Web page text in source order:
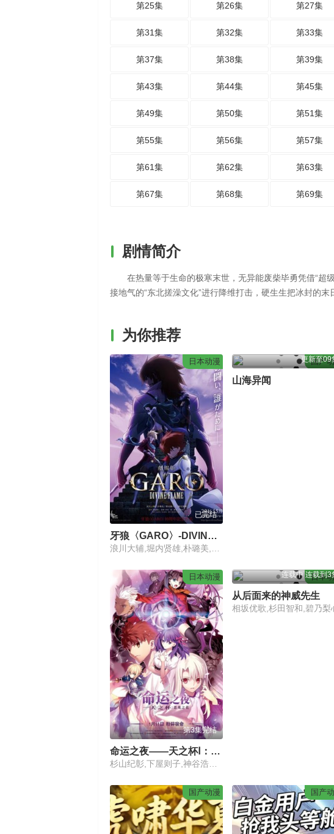
第25集 第26集 第27集
第31集 第32集 第33集
第37集 第38集 第39集
第43集 第44集 第45集
第49集 第50集 第51集
第55集 第56集 第57集
第61集 第62集 第63集
第67集 第68集 第69集
剧情简介
在热量等于生命的极寒末世，无异能废柴毕勇凭借“超
接地气的“东北搓澡文化”进行降维打击，硬生生把冰封的末
为你推荐
日本动漫
已完结
牙狼〈GARO〉-DIVINE FLAME-
国产
更新至09
山海异闻
日本动漫
第3集完结
命运之夜——天之杯Ⅰ：恶兆之花劇場版
杉山纪彰,下屋则子,神谷浩史,川澄绫子,植田佳奈,伊藤美纪,中田让治,津嘉山正种,真殿光昭,小山力也,神奈延年,关智一,浅川悠,三木真一郎,田中敦子,诹访部顺一,门胁舞以,稻田彻
日本
连载中 连载到3
从后面来的神威先生
相坂优歌,杉田智和,碧乃梨
国产动漫 国产